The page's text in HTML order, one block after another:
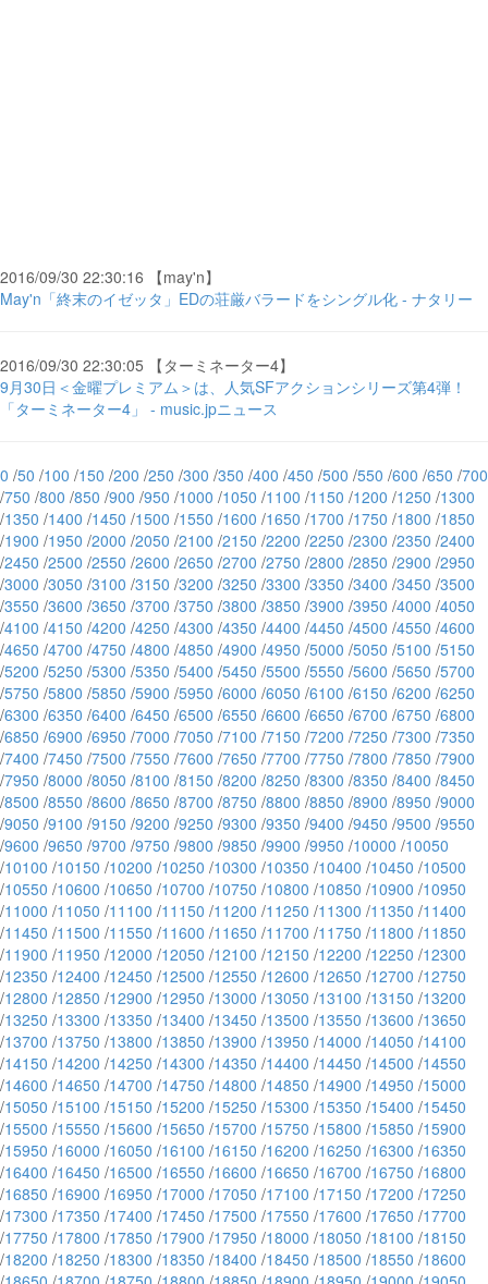
2016/09/30 22:30:16 【may'n】
May'n「終末のイゼッタ」EDの荘厳バラードをシングル化 - ナタリー
2016/09/30 22:30:05 【ターミネーター4】
9月30日＜金曜プレミアム＞は、人気SFアクションシリーズ第4弾！
「ターミネーター4」 - music.jpニュース
0 /50 /100 /150 /200 /250 /300 /350 /400 /450 /500 /550 /600 /650 /700
/750 /800 /850 /900 /950 /1000 /1050 /1100 /1150 /1200 /1250 /1300
/1350 /1400 /1450 /1500 /1550 /1600 /1650 /1700 /1750 /1800 /1850
/1900 /1950 /2000 /2050 /2100 /2150 /2200 /2250 /2300 /2350 /2400
/2450 /2500 /2550 /2600 /2650 /2700 /2750 /2800 /2850 /2900 /2950
/3000 /3050 /3100 /3150 /3200 /3250 /3300 /3350 /3400 /3450 /3500
/3550 /3600 /3650 /3700 /3750 /3800 /3850 /3900 /3950 /4000 /4050
/4100 /4150 /4200 /4250 /4300 /4350 /4400 /4450 /4500 /4550 /4600
/4650 /4700 /4750 /4800 /4850 /4900 /4950 /5000 /5050 /5100 /5150
/5200 /5250 /5300 /5350 /5400 /5450 /5500 /5550 /5600 /5650 /5700
/5750 /5800 /5850 /5900 /5950 /6000 /6050 /6100 /6150 /6200 /6250
/6300 /6350 /6400 /6450 /6500 /6550 /6600 /6650 /6700 /6750 /6800
/6850 /6900 /6950 /7000 /7050 /7100 /7150 /7200 /7250 /7300 /7350
/7400 /7450 /7500 /7550 /7600 /7650 /7700 /7750 /7800 /7850 /7900
/7950 /8000 /8050 /8100 /8150 /8200 /8250 /8300 /8350 /8400 /8450
/8500 /8550 /8600 /8650 /8700 /8750 /8800 /8850 /8900 /8950 /9000
/9050 /9100 /9150 /9200 /9250 /9300 /9350 /9400 /9450 /9500 /9550
/9600 /9650 /9700 /9750 /9800 /9850 /9900 /9950 /10000 /10050
/10100 /10150 /10200 /10250 /10300 /10350 /10400 /10450 /10500
/10550 /10600 /10650 /10700 /10750 /10800 /10850 /10900 /10950
/11000 /11050 /11100 /11150 /11200 /11250 /11300 /11350 /11400
/11450 /11500 /11550 /11600 /11650 /11700 /11750 /11800 /11850
/11900 /11950 /12000 /12050 /12100 /12150 /12200 /12250 /12300
/12350 /12400 /12450 /12500 /12550 /12600 /12650 /12700 /12750
/12800 /12850 /12900 /12950 /13000 /13050 /13100 /13150 /13200
/13250 /13300 /13350 /13400 /13450 /13500 /13550 /13600 /13650
/13700 /13750 /13800 /13850 /13900 /13950 /14000 /14050 /14100
/14150 /14200 /14250 /14300 /14350 /14400 /14450 /14500 /14550
/14600 /14650 /14700 /14750 /14800 /14850 /14900 /14950 /15000
/15050 /15100 /15150 /15200 /15250 /15300 /15350 /15400 /15450
/15500 /15550 /15600 /15650 /15700 /15750 /15800 /15850 /15900
/15950 /16000 /16050 /16100 /16150 /16200 /16250 /16300 /16350
/16400 /16450 /16500 /16550 /16600 /16650 /16700 /16750 /16800
/16850 /16900 /16950 /17000 /17050 /17100 /17150 /17200 /17250
/17300 /17350 /17400 /17450 /17500 /17550 /17600 /17650 /17700
/17750 /17800 /17850 /17900 /17950 /18000 /18050 /18100 /18150
/18200 /18250 /18300 /18350 /18400 /18450 /18500 /18550 /18600